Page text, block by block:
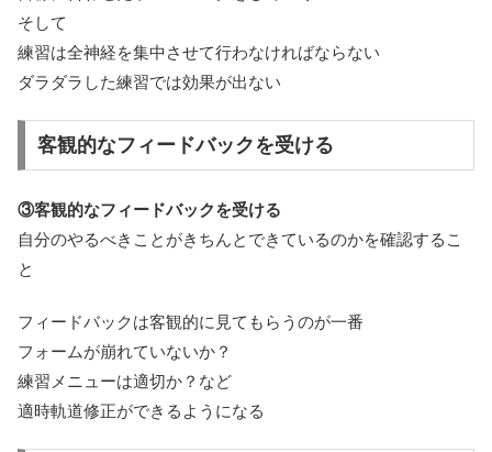
そして
練習は全神経を集中させて行わなければならない
ダラダラした練習では効果が出ない
客観的なフィードバックを受ける
③客観的なフィードバックを受ける
自分のやるべきことがきちんとできているのかを確認するこ
と
フィードバックは客観的に見てもらうのが一番
フォームが崩れていないか？
練習メニューは適切か？など
適時軌道修正ができるようになる